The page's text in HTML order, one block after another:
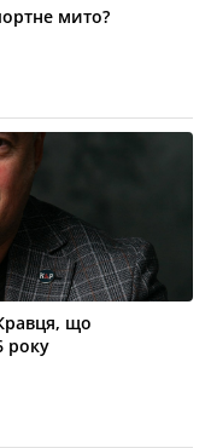
мито?
що
року